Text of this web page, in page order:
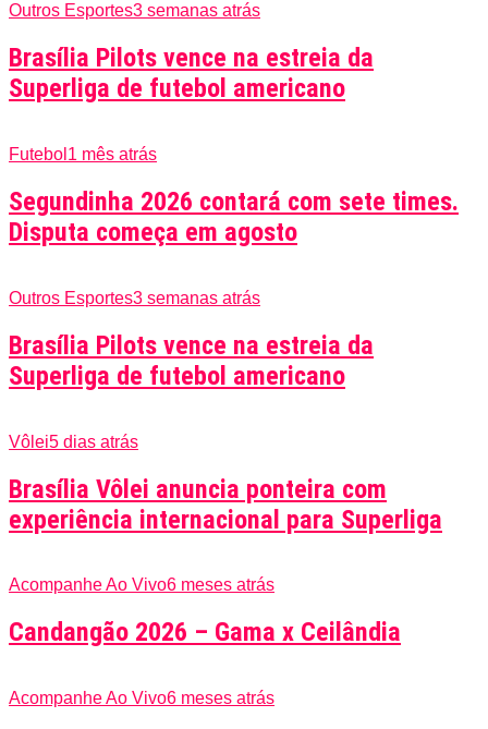
Outros Esportes3 semanas atrás
Brasília Pilots vence na estreia da
Superliga de futebol americano
Futebol 1 mês atrás
Segundinha 2026 contará com sete times.
Disputa começa em agosto
Outros Esportes3 semanas atrás
Brasília Pilots vence na estreia da
Superliga de futebol americano
Vôlei5 dias atrás
Brasília Vôlei anuncia ponteira com
experiência internacional para Superliga
Acompanhe Ao Vivo6 meses atrás
Candangão 2026 – Gama x Ceilândia
Acompanhe Ao Vivo6 meses atrás